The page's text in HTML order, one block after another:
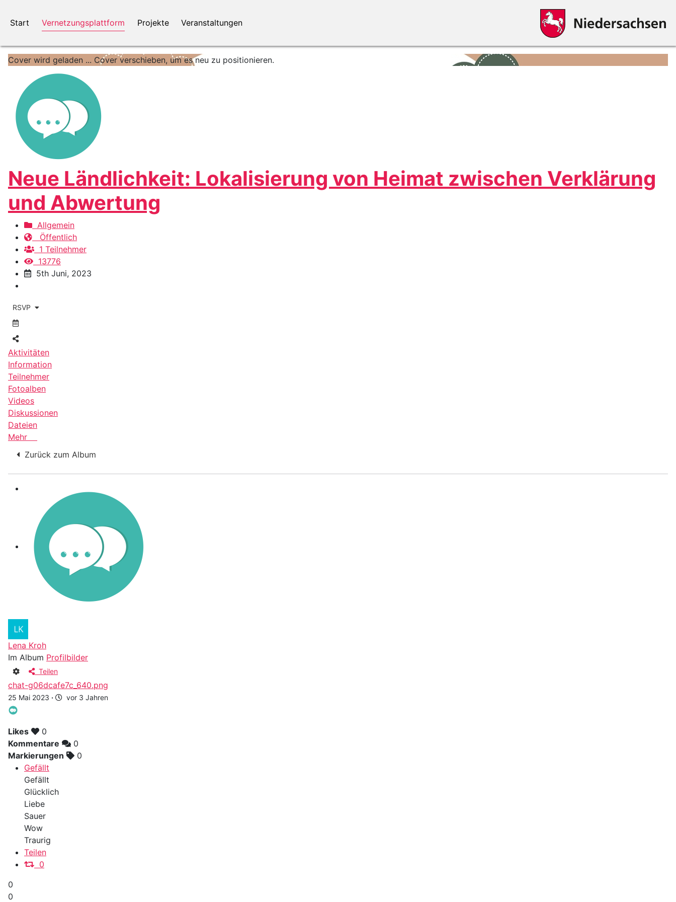
Start Vernetzungsplattform Projekte Veranstaltungen
Cover wird geladen ... Cover verschieben, um es neu zu positionieren.
Neue Ländlichkeit: Lokalisierung von Heimat zwischen Verklärung
und Abwertung
Allgemein
Öffentlich
1 Teilnehmer
13776
5th Juni, 2023
RSVP
Aktivitäten
Information
Teilnehmer
Fotoalben
Videos
Diskussionen
Dateien
Mehr
Zurück zum Album
Lena Kroh
Im Album Profilbilder
Teilen
chat-g06dcafe7c_640.png
25 Mai 2023 · vor 3 Jahren
Likes
0
Kommentare
0
Markierungen
0
Gefällt
Gefällt
Glücklich
Liebe
Sauer
Wow
Traurig
Teilen
0
0
0